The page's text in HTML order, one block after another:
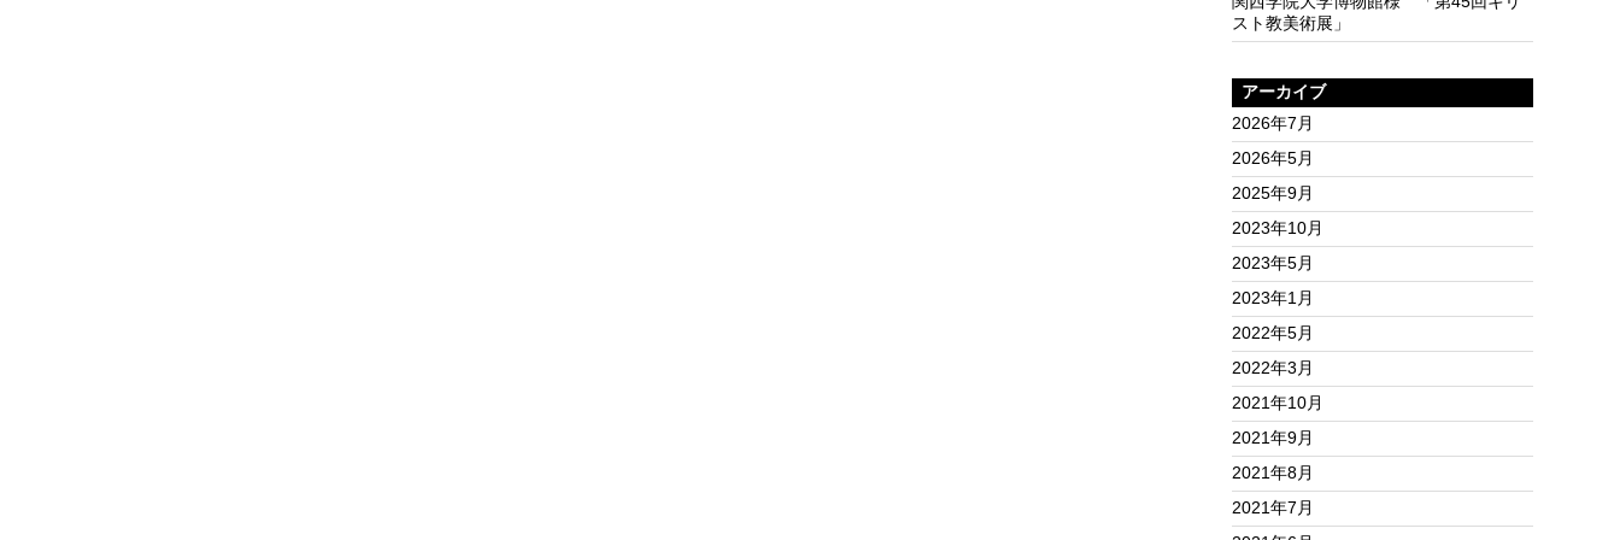
スト教美術展」
アーカイブ
2026年7月
2026年5月
2025年9月
2023年10月
2023年5月
2023年1月
2022年5月
2022年3月
2021年10月
2021年9月
2021年8月
2021年7月